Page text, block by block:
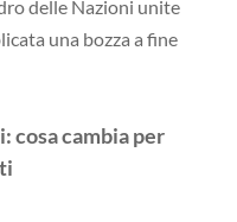
delle Nazioni unite
una bozza a fine
cosa cambia per